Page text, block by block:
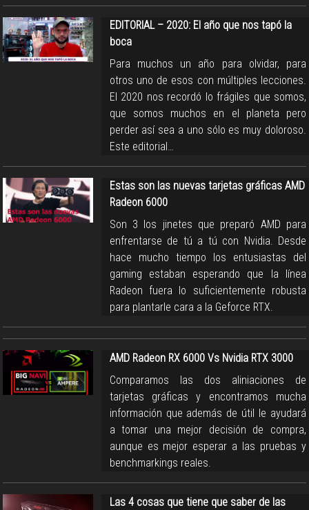
EDITORIAL – 2020: El año que nos tapó la
boca
Para muchos un año para olvidar, para
otros uno de esos con múltiples lecciones.
El 2020 nos recordó lo frágiles que somos,
que somos muchos en el planeta pero
perder así sea a uno sólo es muy doloroso.
Este editorial…
Estas son las nuevas tarjetas gráficas AMD
Radeon 6000
Son 3 los jinetes que preparó AMD para
enfrentarse de tú a tú con Nvidia. Desde
hace mucho tiempo los entusiastas del
gaming estaban esperando que la línea
Radeon fuera lo suficientemente robusta
para plantarle cara a la Geforce RTX.
AMD Radeon RX 6000 Vs Nvidia RTX 3000
Comparamos las dos aliniaciones de
tarjetas gráficas y encontramos mucha
información que además de útil le ayudará
a tomar una mejor decisión de compra,
aunque es mejor esperar a las pruebas y
benchmarkings reales.
Las 4 cosas que tiene que saber de las